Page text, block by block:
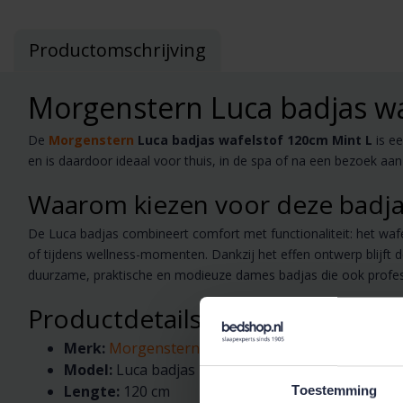
Toestemming
Productomschrijving
Morgenstern Luca badjas
De Morgenstern Luca badjas wafelstof 120cm Mint L is
en is daardoor ideaal voor thuis, in de spa of na een bezoek
Waarom kiezen voor deze
De Luca badjas combineert comfort met functionaliteit: het
of tijdens wellness-momenten. Dankzij het effen ontwerp blijft
duurzame, praktische en modieuze dames badjas die ook
Productdetails
Merk: Morgenstern
Model: Luca badjas
Lengte: 120 cm